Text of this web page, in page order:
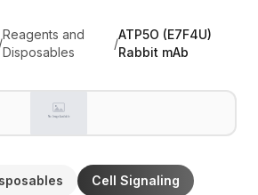
/
Reagents and
Disposables
/
ATP5O (E7F4U)
Rabbit mAb
Cell Signaling